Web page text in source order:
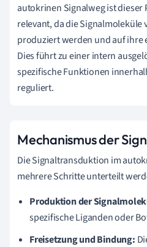
autokrinen Signalweg ist dieser
relevant, da die Signalmoleküle
produziert werden und auf ihre
Dies führt zu einer intern
spezifische Funktionen
reguliert.
Mechanismus der
Die Signaltransduktion im
mehrere Schritte unterteilt
Produktion der
spezifische Liganden oder
Freisetzung und Bindung: